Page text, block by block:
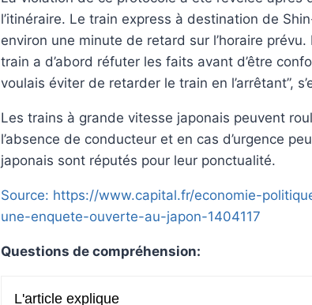
l’itinéraire. Le train express à destination de
environ une minute de retard sur l’horaire
train a d’abord réfuter les faits avant d’être
voulais éviter de retarder le train en l’arrêtant”,
Les trains à grande vitesse japonais peuvent
l’absence de conducteur et en cas d’urgence
japonais sont réputés pour leur ponctualité.
Source: https://www.capital.fr/economie-
une-enquete-ouverte-au-japon-1404117
Questions de compréhension: